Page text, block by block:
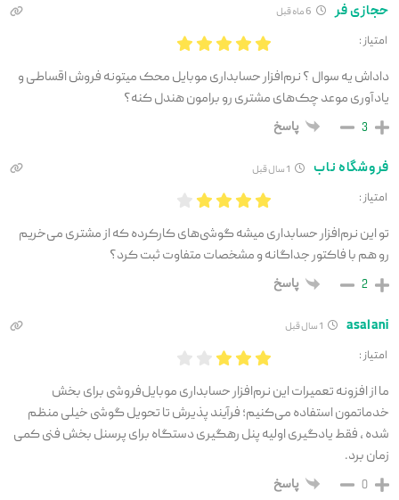
حجازی فر
امتیاز :
داداش یه سوال ؟ نرم‌افزار حسابداری موبایل محک میتونه فروش اقساطی و
یادآوری موعد چک‌های مشتری رو برامون هندل کنه؟
3 پاسخ
فروشگاه ناب
امتیاز :
تو این نرم‌افزار حسابداری میشه گوشی‌های کارکرده که از مشتری می‌خریم
رو هم با فاکتور جداگانه و مشخصات متفاوت ثبت کرد؟
2 پاسخ
asalani
امتیاز :
ما از افزونه تعمیرات این نرم‌افزار حسابداری موبایل‌فروشی برای بخش
خدماتمون استفاده می‌کنیم؛ فرآیند پذیرش تا تحویل گوشی خیلی منظم
شده ، فقط یادگیری اولیه پنل رهگیری دستگاه برای پرسنل بخش فنی کمی
زمان برد.
0 پاسخ